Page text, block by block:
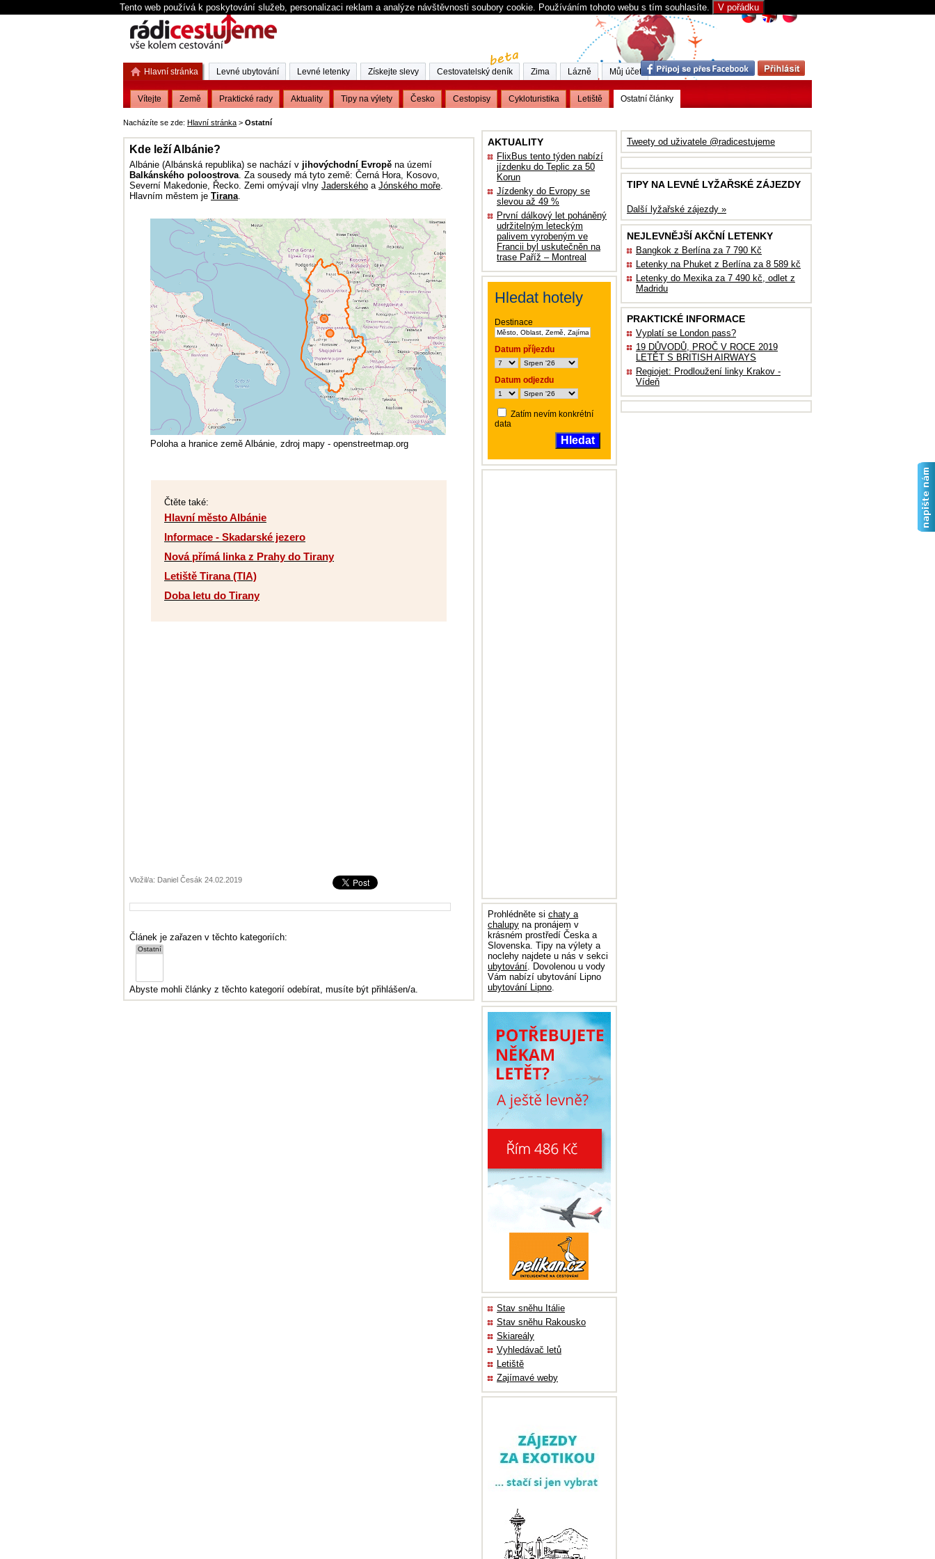
Tento web používá k poskytování služeb, personalizaci reklam a analýze návštěvnosti soubory cookie. Používáním tohoto webu s tím souhlasíte. V pořádku
Nacházíte se zde: Hlavní stránka > Ostatní
Kde leží Albánie?
Albánie (Albánská republika) se nachází v jihovýchodní Evropě na území
Balkánského poloostrova. Za sousedy má tyto země: Černá Hora, Kosovo,
Severní Makedonie, Řecko. Zemi omývají vlny Jaderského a Jónského moře.
Hlavním městem je Tirana.
Poloha a hranice země Albánie, zdroj mapy - openstreetmap.org
Čtěte také:
Hlavní město Albánie
Informace - Skadarské jezero
Nová přímá linka z Prahy do Tirany
Letiště Tirana (TIA)
Doba letu do Tirany
Vložil/a: Daniel Česák 24.02.2019
Článek je zařazen v těchto kategoriích:
Abyste mohli články z těchto kategorií odebírat, musíte být přihlášen/a.
Tweety od uživatele @radicestujeme
TIPY NA LEVNÉ LYŽAŘSKÉ ZÁJEZDY
Další lyžařské zájezdy »
NEJLEVNĚJŠÍ AKČNÍ LETENKY
Bangkok z Berlína za 7 790 Kč
Letenky na Phuket z Berlína za 8 589 kč
Letenky do Mexika za 7 490 kč, odlet z
Madridu
PRAKTICKÉ INFORMACE
Vyplatí se London pass?
19 DŮVODŮ, PROČ V ROCE 2019
LETĚT S BRITISH AIRWAYS
Regiojet: Prodloužení linky Krakov -
Vídeň
AKTUALITY
FlixBus tento týden nabízí
jízdenku do Teplic za 50
Korun
Jízdenky do Evropy se
slevou až 49 %
První dálkový let poháněný
udržitelným leteckým
palivem vyrobeným ve
Francii byl uskutečněn na
trase Paříž – Montreal
Hledat hotely
Destinace
Datum příjezdu
Datum odjezdu
Zatím nevím konkrétní
data
Hledat
Prohlédněte si chaty a
chalupy na pronájem v
krásném prostředí Česka a
Slovenska. Tipy na výlety a
noclehy najdete u nás v sekci
ubytování. Dovolenou u vody
Vám nabízí ubytování Lipno
ubytování Lipno.
Stav sněhu Itálie
Stav sněhu Rakousko
Skiareály
Vyhledávač letů
Letiště
Zajímavé weby
Hlavní stránka
Vítejte Země Praktické rady Aktuality Tipy na výlety Česko Cestopisy Cykloturistika Letiště Ostatní články
Levné ubytování Levné letenky Získejte slevy Cestovatelský deník Zima Lázně Můj účet